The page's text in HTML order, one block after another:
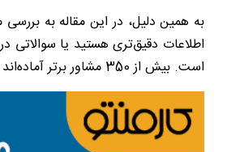
به همین دلیل، در این مقاله به
اطلاعات دقیق‌تری هستید یا سوالاتی
است. بیش از 350 مشاور برتر آماده‌اند تا به شما مشاوره تلفنی در لحظه و فوری ارائه دهند.